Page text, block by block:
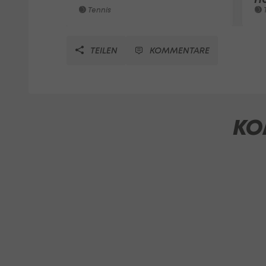
Tennis
TEILEN KOMMENTARE